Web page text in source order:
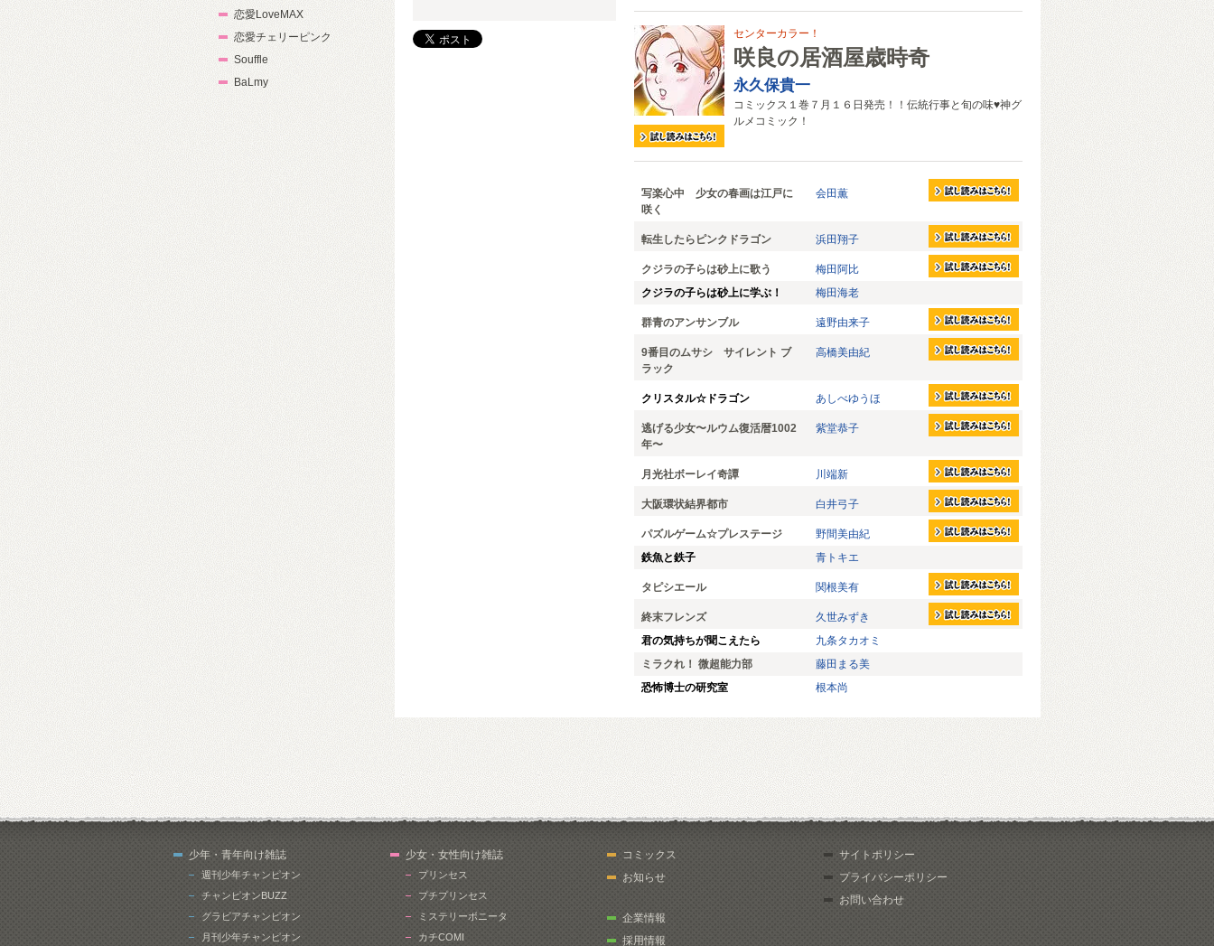
センターカラー！
咲良の居酒屋歳時奇
永久保貴一
コミックス１巻７月１６日発売！！伝統行事と旬の味♥神グ
ルメコミック！
写楽心中 少女の春画は江戸に
咲く
会田薫
転生したらピンクドラゴン 浜田翔子
クジラの子らは砂上に歌う
梅田阿比
クジラの子らは砂上に学ぶ！
梅田海老
群青のアンサンブル 遠野由来子
9番目のムサシ サイレント ブ
ラック
高橋美由紀
クリスタル☆ドラゴン あしべゆうほ
逃げる少女〜ルウム復活暦1002
年〜
紫堂恭子
月光社ボーレイ奇譚 川端新
大阪環状結界都市 白井弓子
パズルゲーム☆プレステージ
野間美由紀
鉄魚と鉄子
青トキエ
タピシエール 関根美有
終末フレンズ
久世みずき
君の気持ちが聞こえたら
九条タカオミ
ミラクれ！ 微超能力部
藤田まる美
恐怖博士の研究室
根本尚
ミック誌
恋愛LoveMAX
恋愛チェリーピンク
Souffle
BaLmy
少年・青年向け雑誌
週刊少年チャンピオン
チャンピオンBUZZ
グラビアチャンピオン
月刊少年チャンピオン
少女・女性向け雑誌
プリンセス
プチプリンセス
ミステリーボニータ
カチCOMI
コミックス
お知らせ
企業情報
採用情報
サイトポリシー
プライバシーポリシー
お問い合わせ